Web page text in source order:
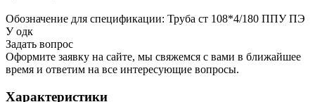
Обозначение для спецификации: Труба ст 108*4/180 ППУ ПЭ
У одк
Задать вопрос
Оформите заявку на сайте, мы свяжемся с вами в ближайшее
время и ответим на все интересующие вопросы.
Характеристики